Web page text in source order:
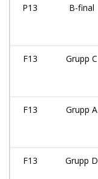
P13 B-final
F13 Grupp C
F13 Grupp A
F13 Grupp D